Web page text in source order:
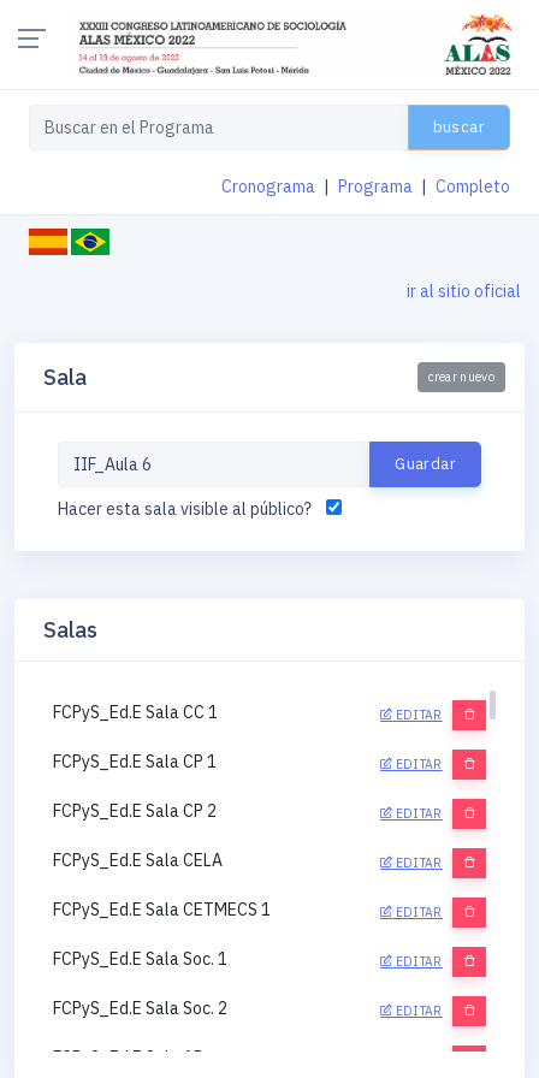
buscar
Cronograma Programa Completo
ir al sitio oficial
Sala crear nuevo
Hacer esta sala visible al público?
Salas
FCPyS_Ed.E Sala CC 1 EDITAR
FCPyS_Ed.E Sala CP 1 EDITAR
FCPyS_Ed.E Sala CP 2 EDITAR
FCPyS_Ed.E Sala CELA EDITAR
FCPyS_Ed.E Sala CETMECS 1 EDITAR
FCPyS_Ed.E Sala Soc. 1 EDITAR
FCPyS_Ed.E Sala Soc. 2 EDITAR
FCPyS_Ed.E Sala AP